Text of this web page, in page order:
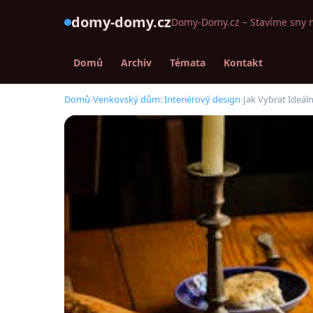
domy-domy.czDomy-Domy.cz – Stavíme sny
Domů Archiv Témata Kontakt
Domů›Venkovský dům: Interiérový design›Jak Vybrat